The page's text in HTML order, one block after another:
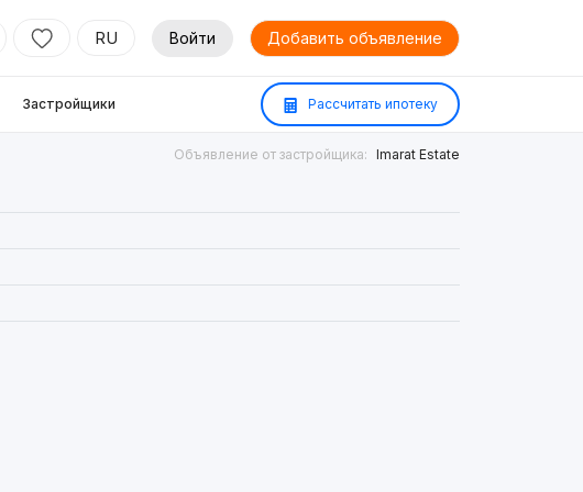
RU Войти Добавить объявление
Застройщики Рассчитать ипотеку
Объявление от застройщика: Imarat Estate